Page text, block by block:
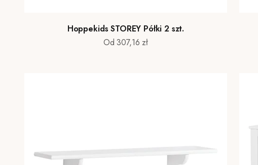
Hoppekids STOREY Półki 2 szt.
Cena promocyjna
Od 307,16 zł